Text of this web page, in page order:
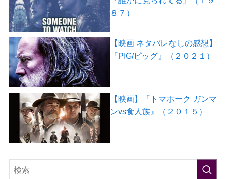
８７）
【映画 ネタバレなしの感想】
『PIG/ピッグ』（２０２１）
【映画】『トマホーク ガンマ
ンvs食人族』（２０１５）